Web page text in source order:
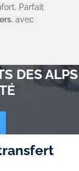
Parfait
, avec
DES ALPS